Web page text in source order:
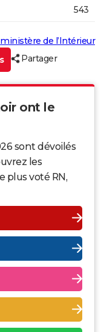
543
ministère de l’Intérieur
Partager
ont le
sont dévoilés
les
plus voté RN,